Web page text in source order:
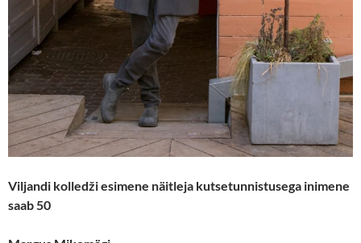
Viljandi kolledži esimene näitleja kutsetunnistusega inimene
saab 50